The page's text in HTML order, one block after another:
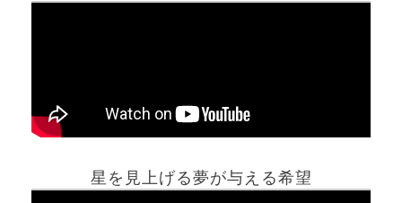
星を見上げる夢が与える希望
ホーム